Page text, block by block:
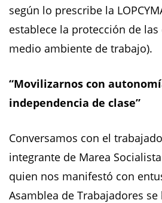
según lo prescribe la
establece la protección de
medio ambiente de trabajo).
“Movilizarnos con
independencia de clase”
Conversamos con el
integrante de Marea
quien nos manifestó con
Asamblea de Trabajadores